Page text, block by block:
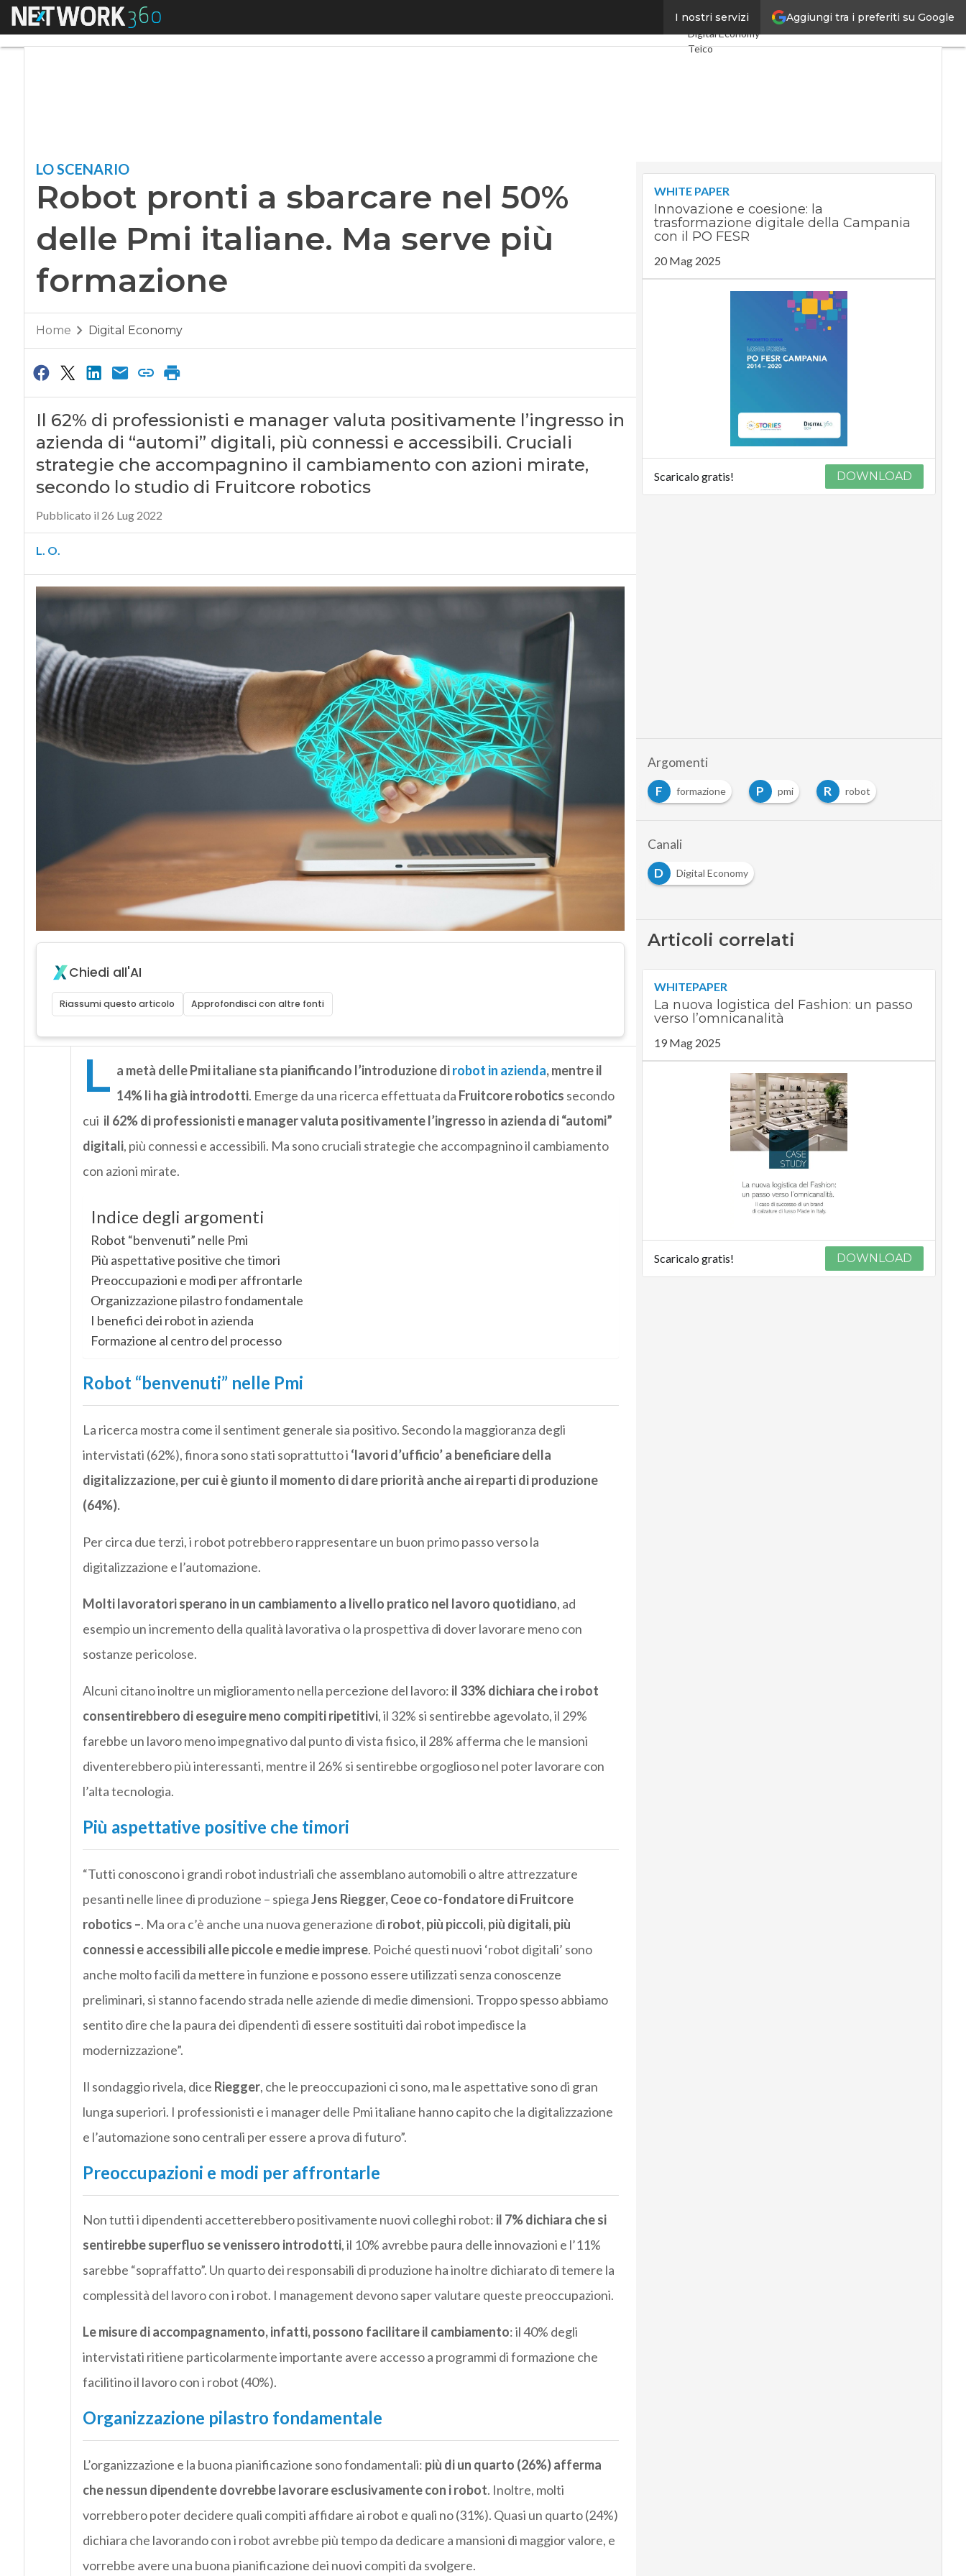
Aggiungi tra i preferiti su Google
I nostri servizi
Menu Robot pronti a sbarcare nel 50% delle Pmi italiane. Ma serve più formazioneUltimi articoli
Digital Economy
Telco
Podcast Privacy
LO SCENARIO
Robot pronti a sbarcare nel 50%
delle Pmi italiane. Ma serve più
formazione
Home Digital Economy
Il 62% di professionisti e manager valuta positivamente l’ingresso in
azienda di “automi” digitali, più connessi e accessibili. Cruciali
strategie che accompagnino il cambiamento con azioni mirate,
secondo lo studio di Fruitcore robotics
Pubblicato il 26 Lug 2022
L. O.
Chiedi all'AI
Riassumi questo articolo Approfondisci con altre fonti
L a metà delle Pmi italiane sta pianificando l’introduzione dirobot in azienda, mentre il
14% li ha già introdotti. Emerge da una ricerca effettuata da Fruitcore robotics secondo
cui il 62% di professionisti e manager valuta positivamente l’ingresso in azienda di “automi”
digitali, più connessi e accessibili. Ma sono cruciali strategie che accompagnino il cambiamento
con azioni mirate.
Indice degli argomenti
Robot “benvenuti” nelle Pmi
Più aspettative positive che timori
Preoccupazioni e modi per affrontarle
Organizzazione pilastro fondamentale
I benefici dei robot in azienda
Formazione al centro del processo
Robot “benvenuti” nelle Pmi
La ricerca mostra come il sentiment generale sia positivo. Secondo la maggioranza degli
intervistati (62%), finora sono stati soprattutto i ‘lavori d’ufficio’ a beneficiare della
digitalizzazione, per cui è giunto il momento di dare priorità anche ai reparti di produzione
(64%).
Per circa due terzi, i robot potrebbero rappresentare un buon primo passo verso la
digitalizzazione e l’automazione.
Molti lavoratori sperano in un cambiamento a livello pratico nel lavoro quotidiano, ad
esempio un incremento della qualità lavorativa o la prospettiva di dover lavorare meno con
sostanze pericolose.
Alcuni citano inoltre un miglioramento nella percezione del lavoro: il 33% dichiara che i robot
consentirebbero di eseguire meno compiti ripetitivi, il 32% si sentirebbe agevolato, il 29%
farebbe un lavoro meno impegnativo dal punto di vista fisico, il 28% afferma che le mansioni
diventerebbero più interessanti, mentre il 26% si sentirebbe orgoglioso nel poter lavorare con
l’alta tecnologia.
Più aspettative positive che timori
“Tutti conoscono i grandi robot industriali che assemblano automobili o altre attrezzature
pesanti nelle linee di produzione – spiegaJens Riegger, Ceoe co-fondatore di Fruitcore
robotics –. Ma ora c’è anche una nuova generazione di robot, più piccoli, più digitali, più
connessi e accessibili alle piccole e medie imprese. Poiché questi nuovi ‘robot digitali’ sono
anche molto facili da mettere in funzione e possono essere utilizzati senza conoscenze
preliminari, si stanno facendo strada nelle aziende di medie dimensioni. Troppo spesso abbiamo
sentito dire che la paura dei dipendenti di essere sostituiti dai robot impedisce la
modernizzazione”.
Il sondaggio rivela, dice Riegger, che le preoccupazioni ci sono, ma le aspettative sono di gran
lunga superiori. I professionisti e i manager delle Pmi italiane hanno capito che la digitalizzazione
e l’automazione sono centrali per essere a prova di futuro”.
Preoccupazioni e modi per affrontarle
Non tutti i dipendenti accetterebbero positivamente nuovi colleghi robot: il 7% dichiara che si
sentirebbe superfluo se venissero introdotti, il 10% avrebbe paura delle innovazioni e l’11%
sarebbe “sopraffatto”. Un quarto dei responsabili di produzione ha inoltre dichiarato di temere la
complessità del lavoro con i robot. I management devono saper valutare queste preoccupazioni.
Le misure di accompagnamento, infatti, possono facilitare il cambiamento: il 40% degli
intervistati ritiene particolarmente importante avere accesso a programmi di formazione che
facilitino il lavoro con i robot (40%).
Organizzazione pilastro fondamentale
L’organizzazione e la buona pianificazione sono fondamentali: più di un quarto (26%) afferma
che nessun dipendente dovrebbe lavorare esclusivamente con i robot. Inoltre, molti
vorrebbero poter decidere quali compiti affidare ai robot e quali no (31%). Quasi un quarto (24%)
dichiara che lavorando con i robot avrebbe più tempo da dedicare a mansioni di maggior valore, e
vorrebbe avere una buona pianificazione dei nuovi compiti da svolgere.
WHITE PAPER
Innovazione e coesione: la
trasformazione digitale della Campania
con il PO FESR
20 Mag 2025
Scaricalo gratis! DOWNLOAD
Argomenti
F
formazione P pmi R robot
Canali
D
Digital Economy
Articoli correlati
WHITEPAPER
La nuova logistica del Fashion: un passo
verso l’omnicanalità
19 Mag 2025
Scaricalo gratis! DOWNLOAD